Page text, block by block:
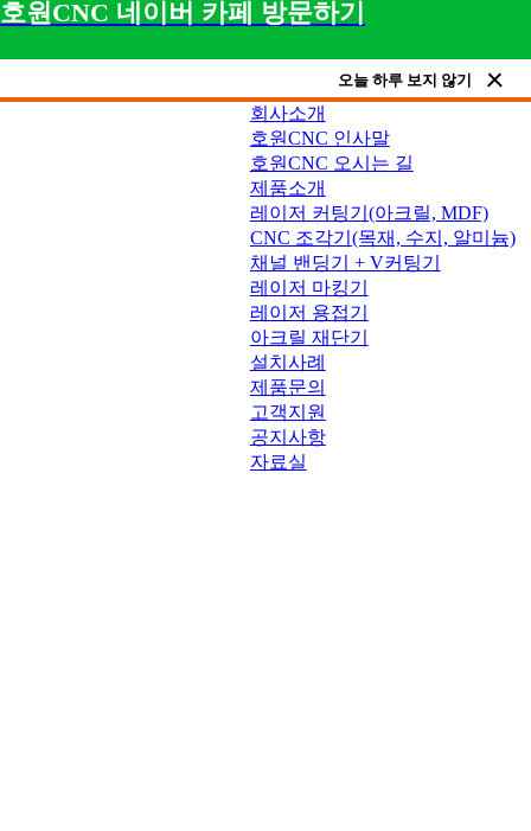
호원CNC 네이버 카페 방문하기
오늘 하루 보지 않기
회사소개
호원CNC 인사말
호원CNC 오시는 길
제품소개
레이저 커팅기(아크릴, MDF)
CNC 조각기(목재, 수지, 알미늄)
채널 밴딩기 + V커팅기
레이저 마킹기
레이저 용접기
아크릴 재단기
설치사례
제품문의
고객지원
공지사항
자료실